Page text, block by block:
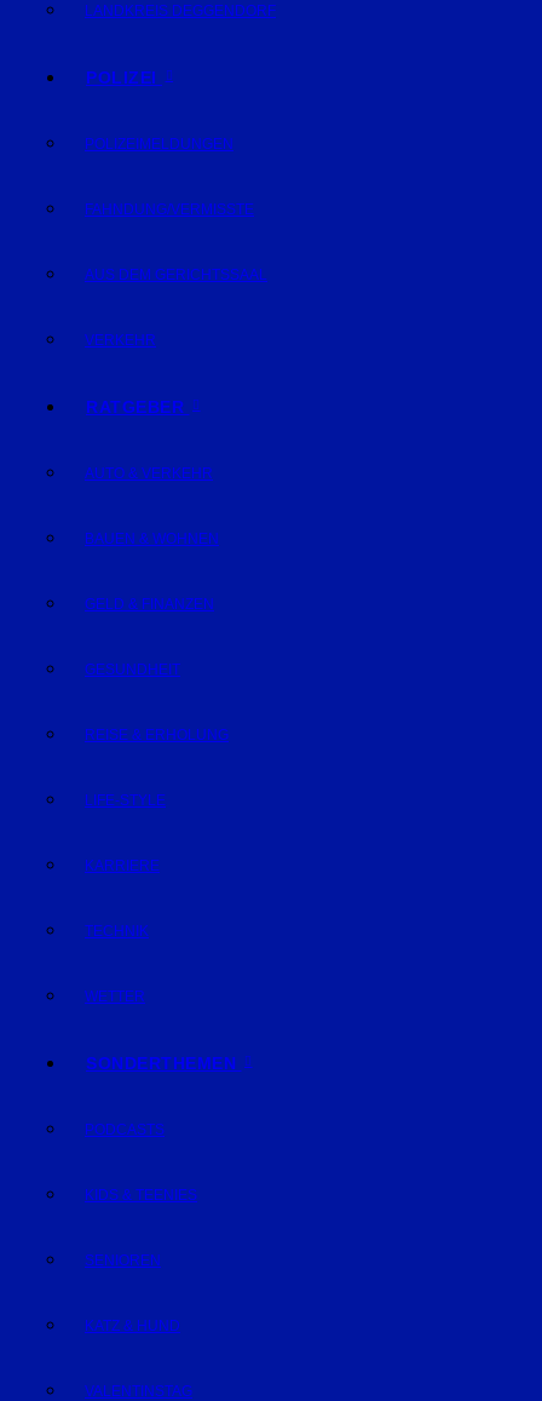
LANDKREIS DEGGENDORF
POLIZEI
POLIZEIMELDUNGEN
FAHNDUNG/VERMISSTE
AUS DEM GERICHTSSAAL
VERKEHR
RATGEBER
AUTO & VERKEHR
BAUEN & WOHNEN
GELD & FINANZEN
GESUNDHEIT
REISE & ERHOLUNG
LIFE-STYLE
KARRIERE
TECHNIK
WETTER
SONDERTHEMEN
PODCASTS
KIDS & TEENIES
SENIOREN
KATZ & HUND
VALENTINSTAG